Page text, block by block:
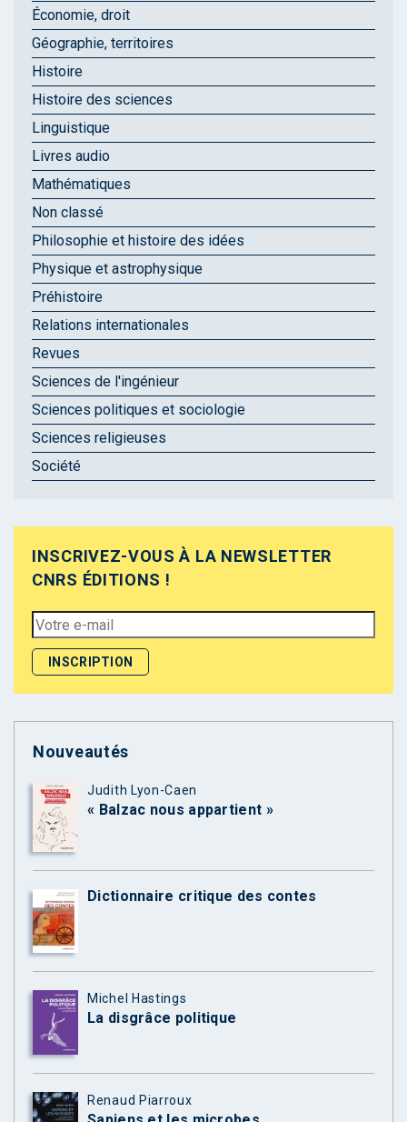
Économie, droit
Géographie, territoires
Histoire
Histoire des sciences
Linguistique
Livres audio
Mathématiques
Non classé
Philosophie et histoire des idées
Physique et astrophysique
Préhistoire
Relations internationales
Revues
Sciences de l'ingénieur
Sciences politiques et sociologie
Sciences religieuses
Société
INSCRIVEZ-VOUS À LA NEWSLETTER
CNRS ÉDITIONS !
Nouveautés
Judith Lyon-Caen
« Balzac nous appartient »
Dictionnaire critique des contes
Michel Hastings
La disgrâce politique
Renaud Piarroux